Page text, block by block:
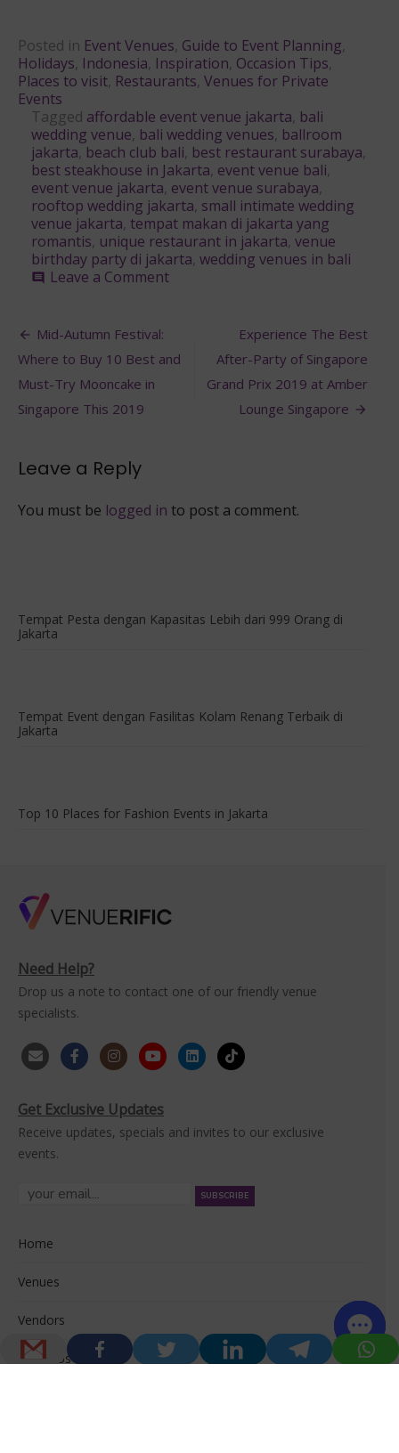
Posted in Event Venues, Guide to Event Planning,
Holidays, Indonesia, Inspiration, Occasion Tips,
Places to visit, Restaurants, Venues for Private
Events
Tagged affordable event venue jakarta, bali
wedding venue, bali wedding venues, ballroom
jakarta, beach club bali, best restaurant surabaya,
best steakhouse in Jakarta, event venue bali,
event venue jakarta, event venue surabaya,
rooftop wedding jakarta, small intimate wedding
venue jakarta, tempat makan di jakarta yang
romantis, unique restaurant in jakarta, venue
birthday party di jakarta, wedding venues in bali
comment Leave a Commenton
Private
Post
navigation
Mid-Autumn Festival:
Where to Buy 10 Best and
Must-Try Mooncake in
Singapore This 2019
Experience The Best
After-Party of Singapore
Grand Prix 2019 at Amber
Lounge Singapore
Leave a Reply
You must be logged in to post a comment.
Tempat Pesta dengan Kapasitas Lebih dari 999 Orang di
Jakarta
Tempat Event dengan Fasilitas Kolam Renang Terbaik di
Jakarta
Top 10 Places for Fashion Events in Jakarta
Need Help?
Drop us a note to contact one of our friendly venue
specialists.
Get Exclusive Updates
Receive updates, specials and invites to our exclusive
events.
Home
Venues
Vendors
About Us